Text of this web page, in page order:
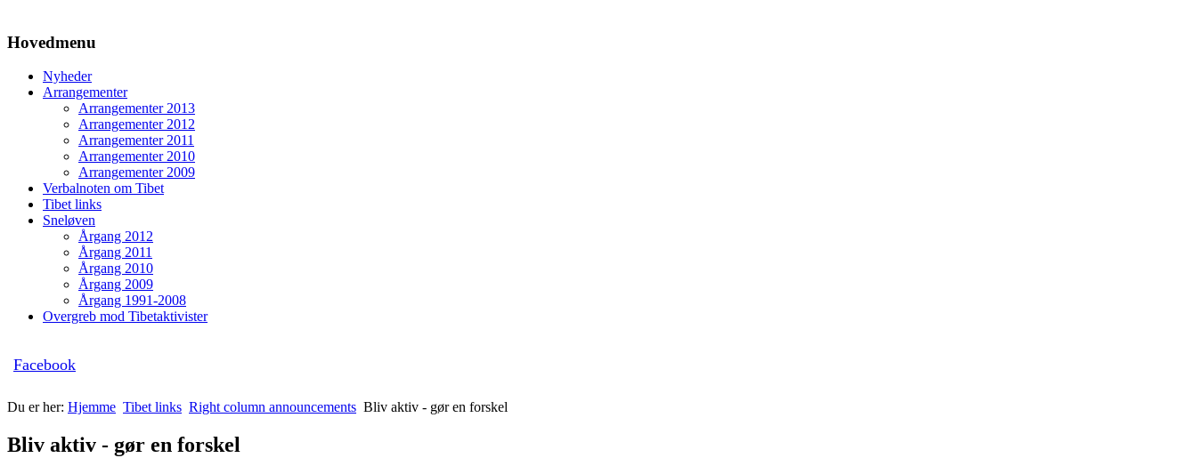
Hovedmenu
Nyheder
Arrangementer
Arrangementer 2013
Arrangementer 2012
Arrangementer 2011
Arrangementer 2010
Arrangementer 2009
Verbalnoten om Tibet
Tibet links
Sneløven
Årgang 2012
Årgang 2011
Årgang 2010
Årgang 2009
Årgang 1991-2008
Overgreb mod Tibetaktivister
Facebook
Du er her: Hjemme Tibet links Right column announcements Bliv aktiv - gør en forskel
Bliv aktiv - gør en forskel